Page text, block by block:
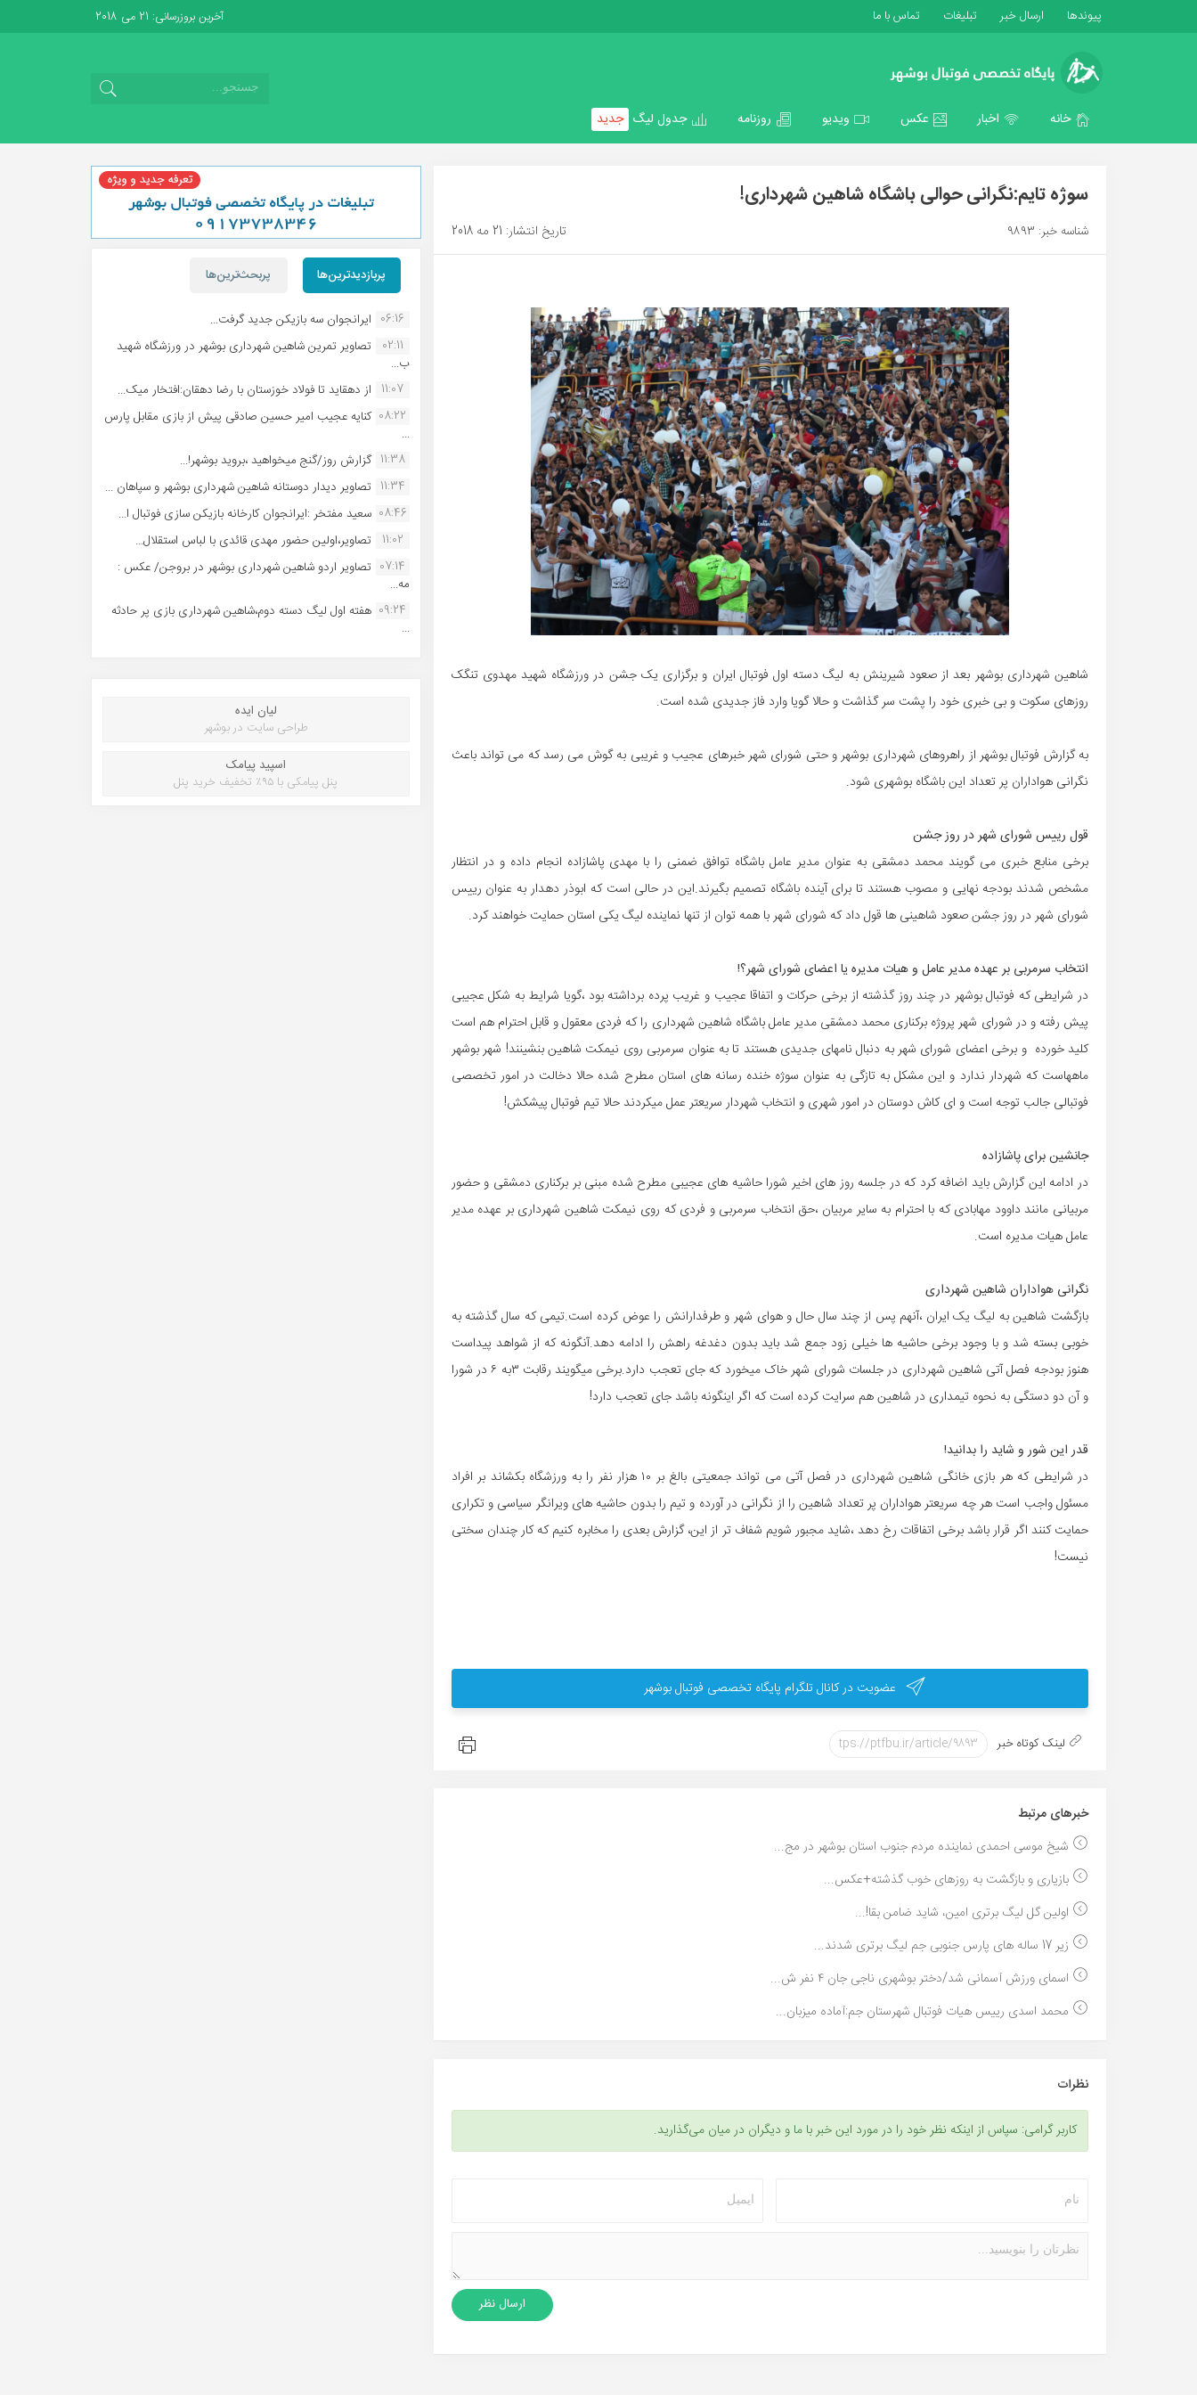
پیوندها ارسال خبر تبلیغات تماس با ما آخرین بروزرسانی: 21 می 2018
خانه اخبار عکس ویدیو روزنامه جدول لیگ جدید
سوژه تایم:نگرانی حوالی باشگاه شاهین شهرداری!
شناسه خبر: 9893 تاریخ انتشار: 21 مه 2018
شاهین شهرداری بوشهر بعد از صعود شیرینش به لیگ دسته اول فوتبال ایران و برگزاری یک جشن در ورزشگاه شهید مهدوی تنگک
روزهای سکوت و بی خبری خود را پشت سر گذاشت و حالا گویا وارد فاز جدیدی شده است.
به گزارش فوتبال بوشهر از راهروهای شهرداری بوشهر و حتی شورای شهر خبرهای عجیب و غریبی به گوش می رسد که می تواند باعث
نگرانی هواداران پر تعداد این باشگاه بوشهری شود.
قول رییس شورای شهر در روز جشن
برخی منابع خبری می گویند محمد دمشقی به عنوان مدیر عامل باشگاه توافق ضمنی را با مهدی پاشازاده انجام داده و در انتظار
مشخص شدند بودجه نهایی و مصوب هستند تا برای آینده باشگاه تصمیم بگیرند.این در حالی است که ابوذر دهدار به عنوان رییس
شورای شهر در روز جشن صعود شاهینی ها قول داد که شورای شهر با همه توان از تنها نماینده لیگ یکی استان حمایت خواهند کرد.
انتخاب سرمربی بر عهده مدیر عامل و هیات مدیره یا اعضای شورای شهر؟!
در شرایطی که فوتبال بوشهر در چند روز گذشته از برخی حرکات و اتفاقا عجیب و غریب پرده برداشته بود ،گویا شرایط به شکل عجیبی
پیش رفته و در شورای شهر پروژه برکناری محمد دمشقی مدیر عامل باشگاه شاهین شهرداری را که فردی معقول و قابل احترام هم است
کلید خورده و برخی اعضای شورای شهر به دنبال نامهای جدیدی هستند تا به عنوان سرمربی روی نیمکت شاهین بنشینند! شهر بوشهر
ماههاست که شهردار ندارد و این مشکل به تازگی به عنوان سوژه خنده رسانه های استان مطرح شده حالا دخالت در امور تخصصی
فوتبالی جالب توجه است و ای کاش دوستان در امور شهری و انتخاب شهردار سریعتر عمل میکردند حالا تیم فوتبال پیشکش!
جانشین برای پاشازاده
در ادامه این گزارش باید اضافه کرد که در جلسه روز های اخیر شورا حاشیه های عجیبی مطرح شده مبنی بر برکناری دمشقی و حضور
مربیانی مانند داوود مهابادی که با احترام به سایر مربیان ،حق انتخاب سرمربی و فردی که روی نیمکت شاهین شهرداری بر عهده مدیر
عامل هیات مدیره است.
نگرانی هواداران شاهین شهرداری
بازگشت شاهین به لیگ یک ایران ،آنهم پس از چند سال حال و هوای شهر و طرفدارانش را عوض کرده است.تیمی که سال گذشته به
خوبی بسته شد و با وجود برخی حاشیه ها خیلی زود جمع شد باید بدون دغدغه راهش را ادامه دهد.آنگونه که از شواهد پیداست
هنوز بودجه فصل آتی شاهین شهرداری در جلسات شورای شهر خاک میخورد که جای تعجب دارد.برخی میگویند رقابت ۳به ۶ در شورا
و آن دو دستگی به نحوه تیمداری در شاهین هم سرایت کرده است که اگر اینگونه باشد جای تعجب دارد!
قدر این شور و شاید را بدانید!
در شرایطی که هر بازی خانگی شاهین شهرداری در فصل آتی می تواند جمعیتی بالغ بر ۱۰ هزار نفر را به ورزشگاه بکشاند بر افراد
مسئول واجب است هر چه سریعتر هواداران پر تعداد شاهین را از نگرانی در آورده و تیم را بدون حاشیه های ویرانگر سیاسی و تکراری
حمایت کنند اگر قرار باشد برخی اتفاقات رخ دهد ،شاید مجبور شویم شفاف تر از این، گزارش بعدی را مخابره کنیم که کار چندان سختی
نیست!
عضویت در کانال تلگرام پایگاه تخصصی فوتبال بوشهر
لینک کوتاه خبر
خبر‌های مرتبط
شیخ موسی احمدی نماینده مردم جنوب استان بوشهر در مج...
بازیاری و بازگشت به روزهای خوب گذشته+عکس...
اولین گل لیگ برتری امین، شاید ضامن بقا!...
زیر 17 ساله های پارس جنوبی جم لیگ برتری شدند...
اسمای ورزش آسمانی شد/دختر بوشهری ناجی جان ۴ نفر ش...
محمد اسدی رییس هیات فوتبال شهرستان جم:آماده میزبان...
نظرات
کاربر گرامی: سپاس از اینکه نظر خود را در مورد این خبر با ما و دیگران در میان می‌گذارید.
پربازدیدترین‌ها پربحث‌ترین‌ها
06:16 ایرانجوان سه بازیکن جدید گرفت...
02:11
تصاویر تمرین شاهین شهردارى بوشهر در ورزشگاه شهید
ب...
11:07 از دهقاید تا فولاد خوزستان با رضا دهقان:افتخار میک...
08:22 کنایه عجیب امیر حسین صادقی پیش از بازی مقابل پارس
...
11:38 گزارش روز/گنج میخواهید ،بروید بوشهر!...
11:34 تصاویر دیدار دوستانه شاهین شهردارى بوشهر و سپاهان ...
08:46 سعید مفتخر :ایرانجوان کارخانه بازیکن سازی فوتبال ا...
11:02
تصاویر،اولین حضور مهدی قائدی با لباس استقلال...
07:14 تصاویر اردو شاهین شهرداری بوشهر در بروجن/ عکس :
مه...
09:24 هفته اول لیگ دسته دوم،شاهین شهرداری بازی پر حادثه
...
لیان ایده
طراحی سایت در بوشهر
اسپید پیامک
پنل پیامکی با ۹۵٪ تخفیف خرید پنل